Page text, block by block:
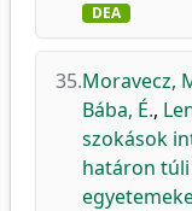
DEA
35.Moravecz,
Bába, É.,
szokások
határon